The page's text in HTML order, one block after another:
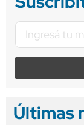
Últimas